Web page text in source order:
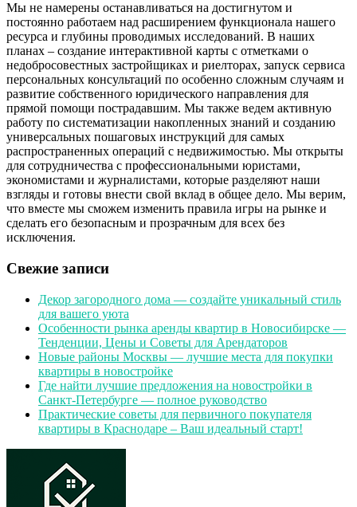
Мы не намерены останавливаться на достигнутом и
постоянно работаем над расширением функционала нашего
ресурса и глубины проводимых исследований. В наших
планах – создание интерактивной карты с отметками о
недобросовестных застройщиках и риелторах, запуск сервиса
персональных консультаций по особенно сложным случаям и
развитие собственного юридического направления для
прямой помощи пострадавшим. Мы также ведем активную
работу по систематизации накопленных знаний и созданию
универсальных пошаговых инструкций для самых
распространенных операций с недвижимостью. Мы открыты
для сотрудничества с профессиональными юристами,
экономистами и журналистами, которые разделяют наши
взгляды и готовы внести свой вклад в общее дело. Мы верим,
что вместе мы сможем изменить правила игры на рынке и
сделать его безопасным и прозрачным для всех без
исключения.
Свежие записи
Декор загородного дома — создайте уникальный стиль
для вашего уюта
Особенности рынка аренды квартир в Новосибирске —
Тенденции, Цены и Советы для Арендаторов
Новые районы Москвы — лучшие места для покупки
квартиры в новостройке
Где найти лучшие предложения на новостройки в
Санкт-Петербурге — полное руководство
Практические советы для первичного покупателя
квартиры в Краснодаре – Ваш идеальный старт!